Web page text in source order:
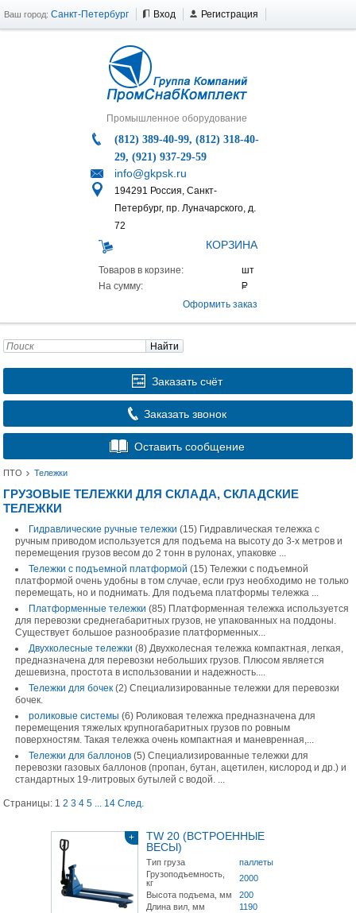
Ваш город: Санкт-Петербург Вход Регистрация
Промышленное оборудование
(812) 389-40-99, (812) 318-40-
29, (921) 937-29-59
info@gkpsk.ru
194291 Россия, Санкт-
Петербург, пр. Луначарского, д.
72
КОРЗИНА
Товаров в корзине:
На сумму:
Оформить заказ
Найти
Заказать счёт
Заказать звонок
Оставить сообщение
ПТО Тележки
ГРУЗОВЫЕ ТЕЛЕЖКИ ДЛЯ СКЛАДА, СКЛАДСКИЕ
ТЕЛЕЖКИ
Гидравлические ручные тележки (15) Гидравлическая тележка с
ручным приводом используется для подъема на высоту до 3-х метров и
перемещения грузов весом до 2 тонн в рулонах, упаковке ...
Тележки с подъемной платформой (15) Тележки с подъемной
платформой очень удобны в том случае, если груз необходимо не только
перемещать, но и поднимать. Для подъема платформы тележка ...
Платформенные тележки (85) Платформенная тележка используется
для перевозки среднегабаритных грузов, не упакованных на поддоны.
Существует большое разнообразие платформенных...
Двухколесные тележки (8) Двухколесная тележка компактная, легкая,
предназначена для перевозки небольших грузов. Плюсом является
дешевизна, простота в использовании и надежность....
Тележки для бочек (2) Cпециализированные тележки для перевозки
бочек.
роликовые системы (6) Роликовая тележка предназначена для
перемещения тяжелых крупногабаритных грузов по ровным
поверхностям. Такая тележка очень компактная и маневренная,...
Тележки для баллонов (5) Cпециализированные тележки для
перевозки газовых баллонов (пропан, бутан, ацетилен, кислород и др.) и
стандартных 19-литровых бутылей с водой. ...
Страницы: 1 2 3 4 5 ... 14 След.
+
TW 20 (ВСТРОЕННЫЕ
ВЕСЫ)
Тип груза
паллеты
Грузоподъемность,
кг
2000
Высота подъема, мм
200
Длина вил, мм
1190